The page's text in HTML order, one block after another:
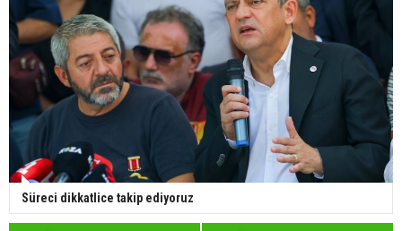
Süreci dikkatlice takip ediyoruz